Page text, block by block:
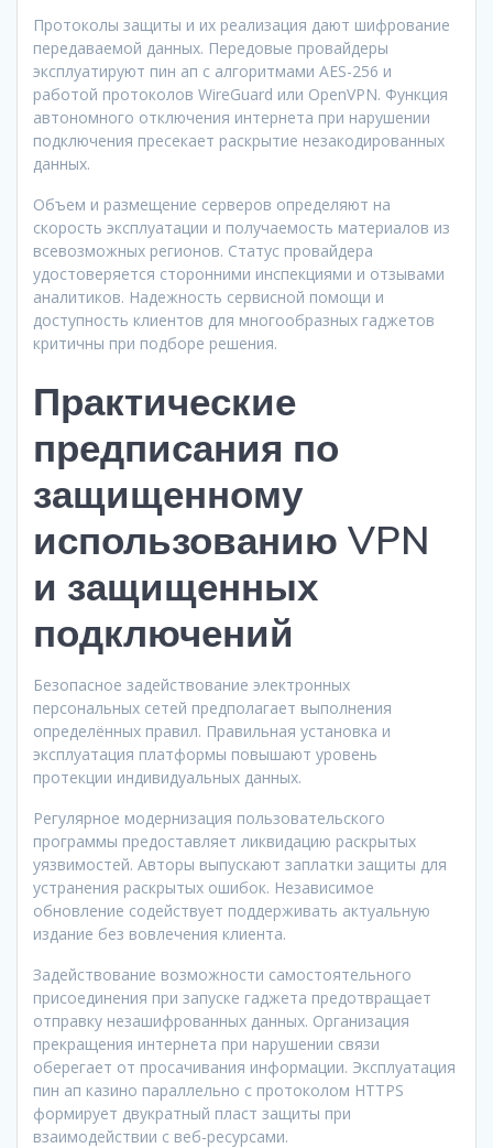
Протоколы защиты и их реализация дают шифрование
передаваемой данных. Передовые провайдеры
эксплуатируют пин ап с алгоритмами AES-256 и
работой протоколов WireGuard или OpenVPN. Функция
автономного отключения интернета при нарушении
подключения пресекает раскрытие незакодированных
данных.
Объем и размещение серверов определяют на
скорость эксплуатации и получаемость материалов из
всевозможных регионов. Статус провайдера
удостоверяется сторонними инспекциями и отзывами
аналитиков. Надежность сервисной помощи и
доступность клиентов для многообразных гаджетов
критичны при подборе решения.
Практические
предписания по
защищенному
использованию VPN
и защищенных
подключений
Безопасное задействование электронных
персональных сетей предполагает выполнения
определённых правил. Правильная установка и
эксплуатация платформы повышают уровень
протекции индивидуальных данных.
Регулярное модернизация пользовательского
программы предоставляет ликвидацию раскрытых
уязвимостей. Авторы выпускают заплатки защиты для
устранения раскрытых ошибок. Независимое
обновление содействует поддерживать актуальную
издание без вовлечения клиента.
Задействование возможности самостоятельного
присоединения при запуске гаджета предотвращает
отправку незашифрованных данных. Организация
прекращения интернета при нарушении связи
оберегает от просачивания информации. Эксплуатация
пин ап казино параллельно с протоколом HTTPS
формирует двукратный пласт защиты при
взаимодействии с веб-ресурсами.